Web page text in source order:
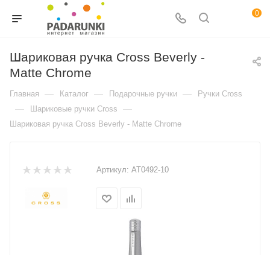
0
Шариковая ручка Cross Beverly -
Matte Chrome
Главная — Каталог — Подарочные ручки — Ручки Cross
— Шариковые ручки Cross —
Шариковая ручка Cross Beverly - Matte Chrome
Артикул: AT0492-10